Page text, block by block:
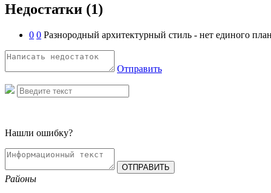
Недостатки (1)
0 0 Разнородный архитектурный стиль - нет единого
Отправить
Нашли ошибку?
Районы